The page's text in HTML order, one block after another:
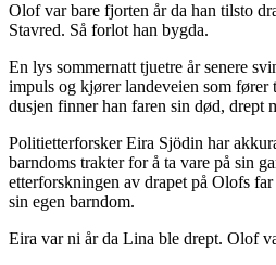
Olof var bare fjorten år da han tilsto
Stavred. Så forlot han bygda.
En lys sommernatt tjuetre år senere
impuls og kjører landeveien som fører
dusjen finner han faren sin død, drept
Politietterforsker Eira Sjödin har
barndoms trakter for å ta vare på sin
etterforskningen av drapet på Olofs
sin egen barndom.
Eira var ni år da Lina ble drept. Olof